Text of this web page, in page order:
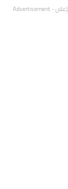
إعلان - Advertisement